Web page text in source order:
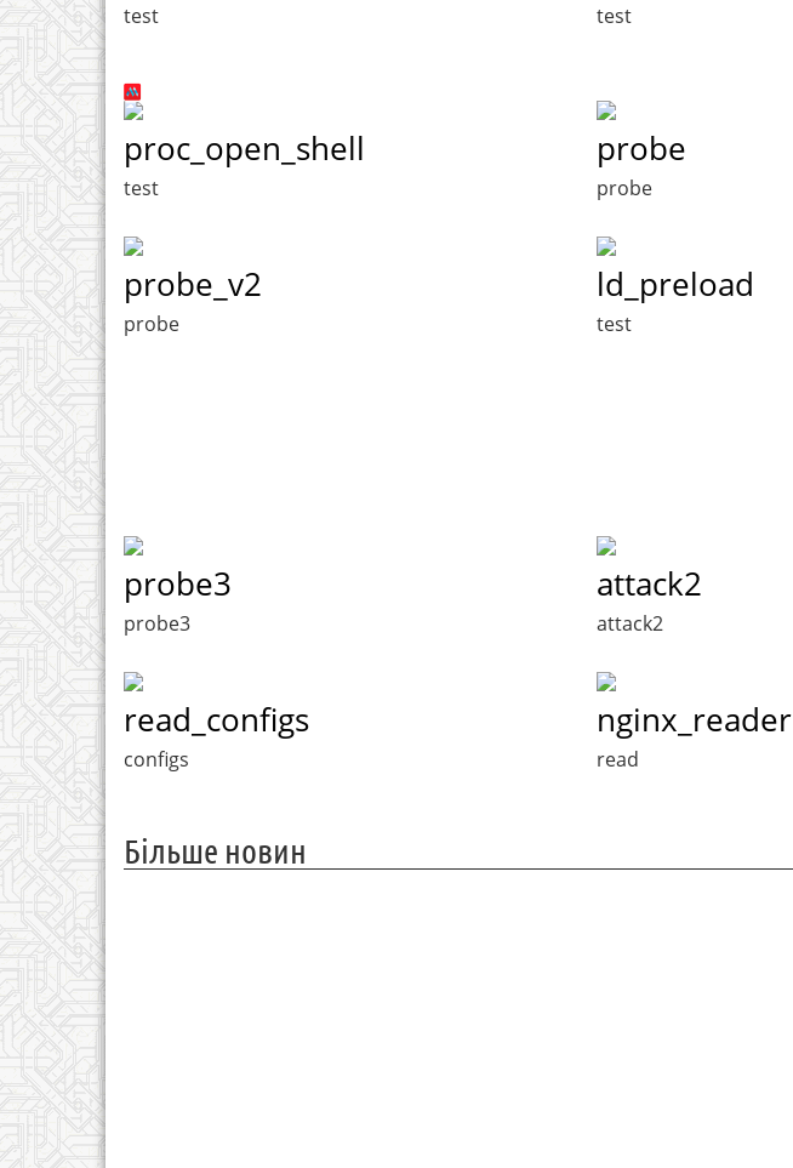
test test
proc_open_shell
test
probe
probe
probe_v2
probe
ld_preload
test
probe3
probe3
attack2
attack2
read_configs
configs
nginx_reader
read
Більше новин